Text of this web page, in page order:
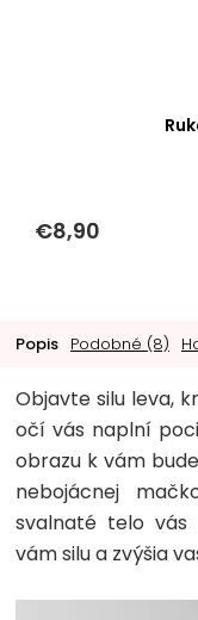
€8,90
Popis Podobné (8)
Objavte silu leva,
očí vás naplní
obrazu k vám
nebojácnej
svalnaté telo vás
vám silu a zvýšia